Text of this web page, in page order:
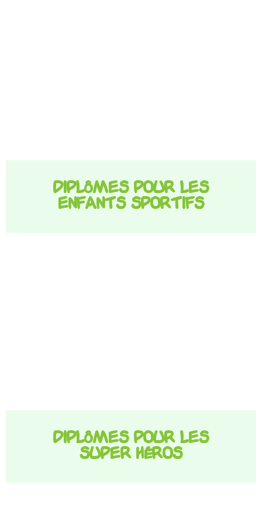
Diplômes pour les
enfants sportifs
Diplômes pour les
super héros